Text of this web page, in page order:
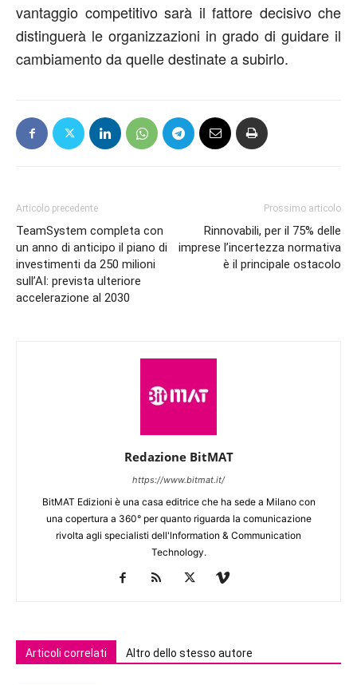
vantaggio competitivo sarà il fattore decisivo che
distinguerà le organizzazioni in grado di guidare il
cambiamento da quelle destinate a subirlo.
Articolo precedente
TeamSystem completa con
un anno di anticipo il piano di
investimenti da 250 milioni
sull’AI: prevista ulteriore
accelerazione al 2030
Prossimo articolo
Rinnovabili, per il 75% delle
imprese l’incertezza normativa
è il principale ostacolo
Redazione BitMAT
https://www.bitmat.it/
BitMAT Edizioni è una casa editrice che ha sede a Milano con
una copertura a 360° per quanto riguarda la comunicazione
rivolta agli specialisti dell'lnformation & Communication
Technology.
Articoli correlati Altro dello stesso autore